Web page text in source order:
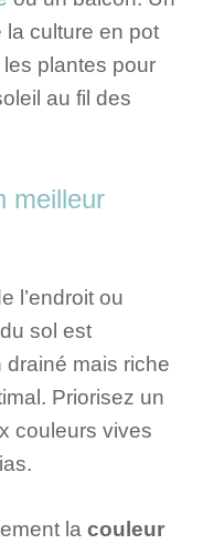
culture en pot
plantes pour
au fil des
meilleur
l’endroit ou
sol est
drainé mais riche
Priorisez un
couleurs vives
la couleur